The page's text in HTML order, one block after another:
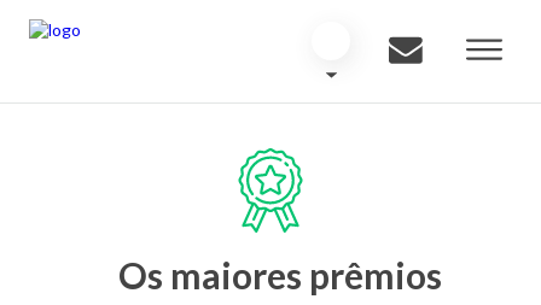
Os maiores prêmios